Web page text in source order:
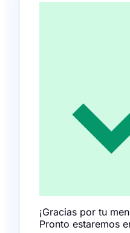
¡Gracias por tu
Pronto estaremos